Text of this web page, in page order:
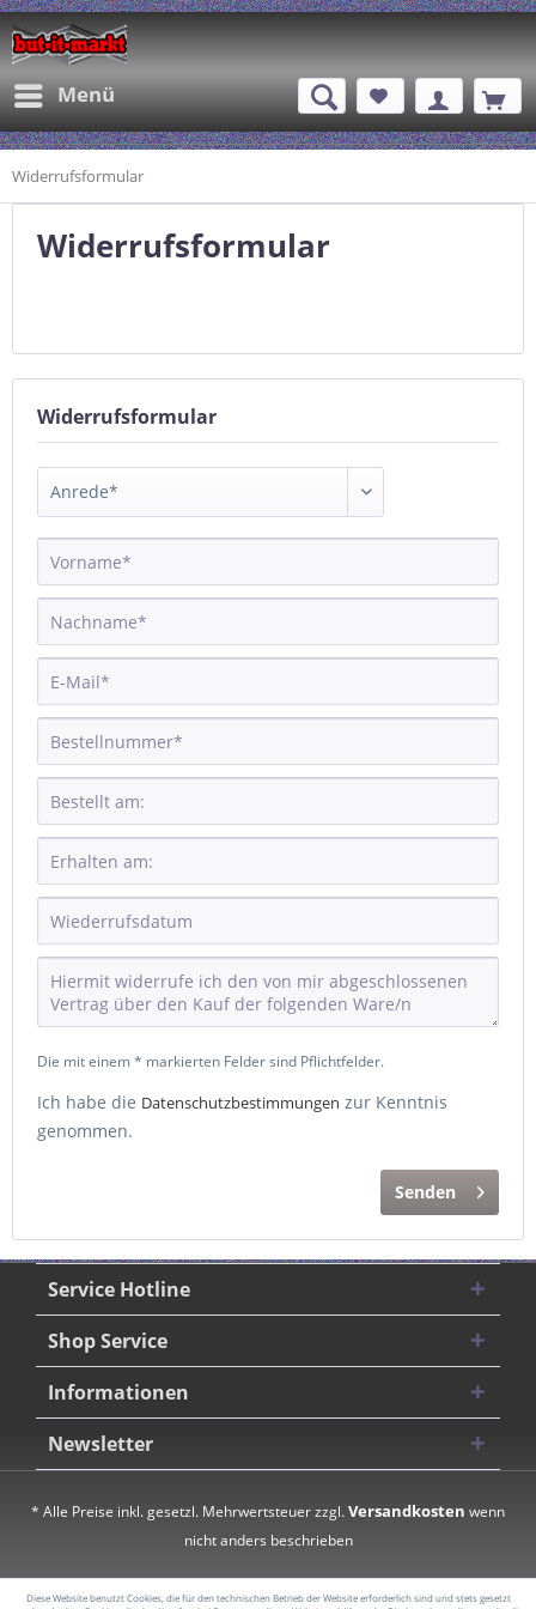
Menü
Widerrufsformular
Widerrufsformular
Widerrufsformular
Die mit einem * markierten Felder sind Pflichtfelder.
Ich habe die Datenschutzbestimmungen zur Kenntnis
genommen.
Senden
Service Hotline
Shop Service
Informationen
Newsletter
* Alle Preise inkl. gesetzl. Mehrwertsteuer zzgl.Versandkosten wenn
nicht anders beschrieben
Diese Website benutzt Cookies, die für den technischen Betrieb der Website erforderlich sind und stets gesetzt